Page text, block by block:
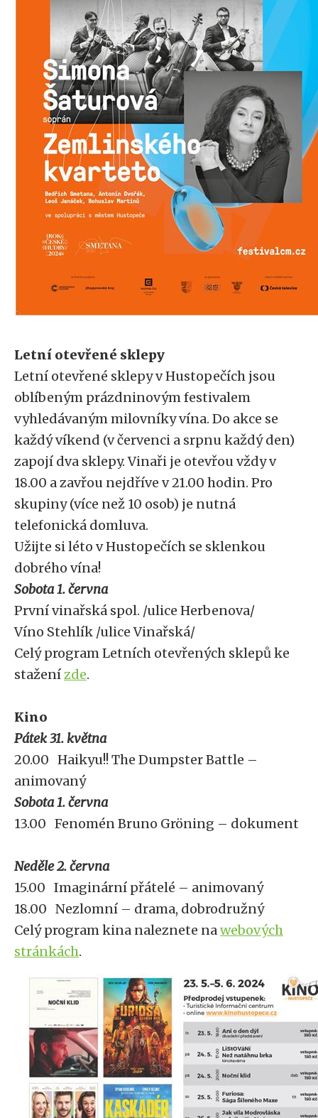
Letní otevřené sklepy
Letní otevřené sklepy v Hustopečích jsou
oblíbeným prázdninovým festivalem
vyhledávaným milovníky vína. Do akce se
každý víkend (v červenci a srpnu každý den)
zapojí dva sklepy. Vinaři je otevřou vždy v
18.00 a zavřou nejdříve v 21.00 hodin. Pro
skupiny (více než 10 osob) je nutná
telefonická domluva.
Užijte si léto v Hustopečích se sklenkou
dobrého vína!
Sobota 1. června
První vinařská spol. /ulice Herbenova/
Víno Stehlík /ulice Vinařská/
Celý program Letních otevřených sklepů ke
staženízde.
Kino
Pátek 31. května
20.00 Haikyu!! The Dumpster Battle –
animovaný
Sobota 1. června
13.00 Fenomén Bruno Gröning – dokument
Neděle 2. června
15.00 Imaginární přátelé – animovaný
18.00 Nezlomní – drama, dobrodružný
Celý program kina naleznete nawebových
stránkách.